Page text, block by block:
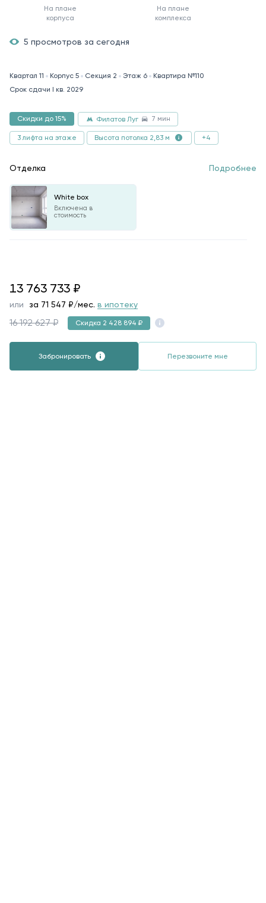
На плане
корпуса
На плане
комплекса
5 просмотров за сегодня
Квартал 11 Корпус 5 Секция 2 Этаж 6
Квартира №110
Срок сдачи I кв. 2029
Скидки до 15% Филатов Луг 7 мин
3 лифта на этаже Высота потолка 2,83 м +4
Отделка Подробнее
White box
Включена в
стоимость
13763733
13 763 733 ₽
или за 71 547 ₽/мес. в ипотеку
16 192 627 ₽ Скидка 2 428 894 ₽
Забронировать Перезвоните мне